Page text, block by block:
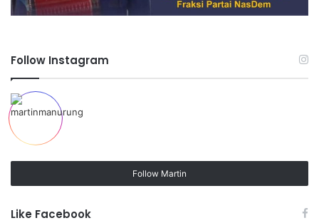
Follow Instagram
Follow Martin
Like Facebook